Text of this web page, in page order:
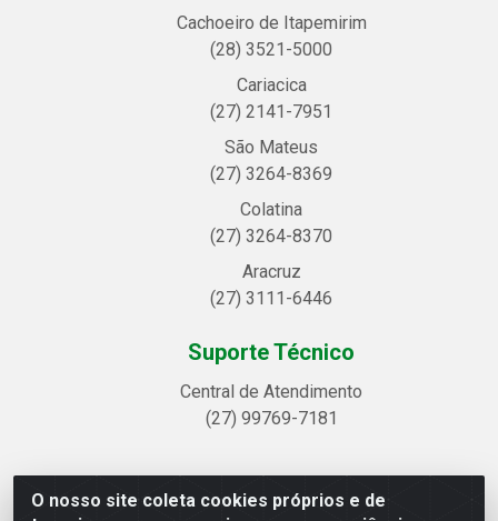
O nosso site coleta cookies próprios e de
Cachoeiro de Itapemirim
(28) 3521-5000
Cariacica
(27) 2141-7951
São Mateus
(27) 3264-8369
Colatina
(27) 3264-8370
Aracruz
(27) 3111-6446
Suporte Técnico
Central de Atendimento
(27) 99769-7181
Linhavix Distribuidora LTDA - Avenida Alegre, 2521 -